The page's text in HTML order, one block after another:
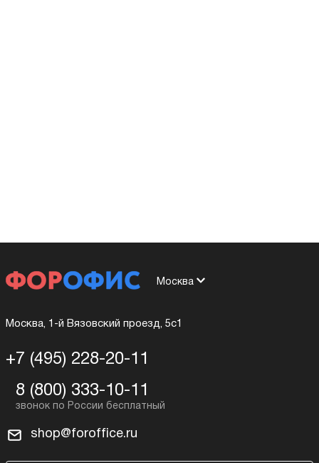
Москва
Москва, 1-й Вязовский проезд, 5с1
+7 (495) 228-20-11
8 (800) 333-10-11
shop@foroffice.ru